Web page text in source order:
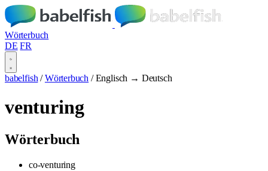
Wörterbuch
DE FR
babelfish / Wörterbuch / Englisch → Deutsch
venturing
Wörterbuch
co-venturing